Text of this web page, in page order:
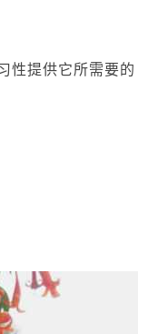
性提供它所需要的